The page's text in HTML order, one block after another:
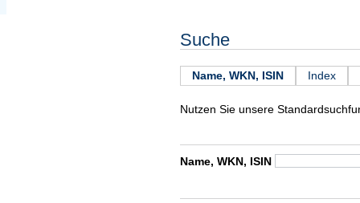
Suche
Name, WKN, ISIN Index
Nutzen Sie unsere
Name, WKN, ISIN